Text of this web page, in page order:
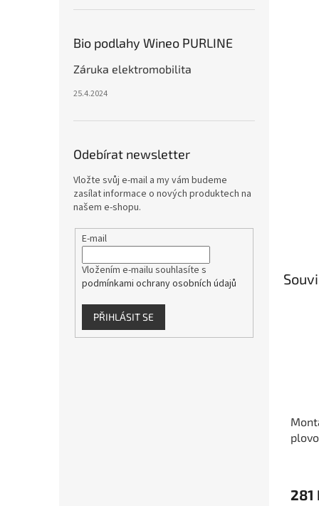
Bio podlahy Wineo PURLINE
Záruka elektromobilita
25.4.2024
Odebírat newsletter
Vložte svůj e-mail a my vám budeme
zasílat informace o nových produktech na
našem e-shopu.
E-mail
Vložením e-mailu souhlasíte s
podmínkami ochrany osobních údajů
PŘIHLÁSIT SE
281